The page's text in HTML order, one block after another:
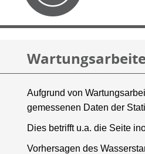
Aufgrund von
gemessenen Daten der
Dies betrifft u.a. die Seite
Vorhersagen des